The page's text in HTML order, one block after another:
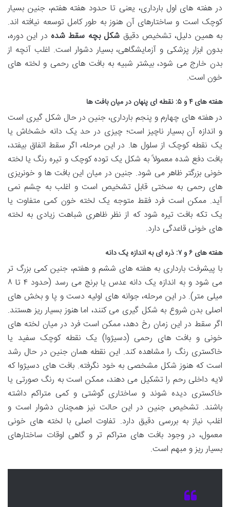
در هفته های اول بارداری، یعنی تا حدود هفته هفتم، جنین بسیار
کوچک است و ساختارهای آن هنوز به طور کامل توسعه نیافته اند.
به همین دلیل، تشخیص دقیق شکل بچه سقط شده در این دوره،
بدون ابزار پزشکی و آزمایشگاهی، بسیار دشوار است. اغلب آنچه از
بدن خارج می شود، بیشتر شبیه به بافت های رحمی و لخته های
خون است.
هفته های ۴ و ۵: نقطه ای پنهان در میان بافت ها
در هفته های چهارم و پنجم بارداری، جنین در حال شکل گیری است
و اندازه آن بسیار ناچیز است؛ چیزی در حد یک دانه خشخاش یا
یک نقطه کوچک از سلول ها. در این مرحله، اگر سقط اتفاق بیفتد،
بافت دفع شده معمولاً به شکل یک توده کوچک و تیره رنگ یا لخته
خونی بزرگتر ظاهر می شود. جنین در میان این بافت ها و خونریزی
های رحمی به سختی قابل تشخیص است و اغلب به چشم نمی
آید. ممکن است فرد فقط متوجه یک لخته خون کمی متفاوت یا
یک تکه بافت تیره شود که از نظر ظاهری شباهت زیادی به لخته
های خونی قاعدگی دارد.
هفته های ۶ و ۷: ذره ای به اندازه یک دانه
با پیشرفت بارداری به هفته های ششم و هفتم، جنین کمی بزرگ تر
می شود و به اندازه یک دانه عدس یا برنج می رسد (حدود ۴ تا ۸
میلی متر). در این مرحله، جوانه های اولیه دست و پا و بخش های
اصلی بدن شروع به شکل گیری می کنند، اما هنوز بسیار ریز هستند.
اگر سقط در این زمان رخ دهد، ممکن است فرد در میان لخته های
خونی و بافت های رحمی (دسیژوا) یک نقطه کوچک سفید یا
خاکستری رنگ را مشاهده کند. این نقطه همان جنین در حال رشد
است که هنوز شکل مشخصی به خود نگرفته. بافت های دسیژوا که
لایه داخلی رحم را تشکیل می دهند، ممکن است به رنگ صورتی یا
خاکستری دیده شوند و ساختاری گوشتی و کمی متراکم داشته
باشند. تشخیص جنین در این حالت نیز همچنان دشوار است و
اغلب نیاز به بررسی دقیق دارد. تفاوت اصلی با لخته های خونی
معمول، در وجود بافت های متراکم تر و گاهی اوقات ساختارهای
بسیار ریز و مبهم است.